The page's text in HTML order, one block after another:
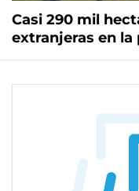
Casi 290 mil
extranjeras en la